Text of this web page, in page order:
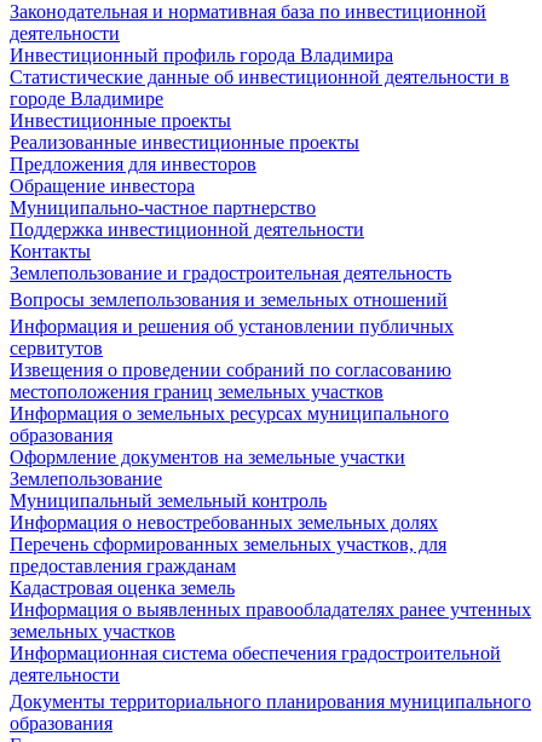
Законодательная и нормативная база по инвестиционной
деятельности
Инвестиционный профиль города Владимира
Статистические данные об инвестиционной деятельности в
городе Владимире
Инвестиционные проекты
Реализованные инвестиционные проекты
Предложения для инвесторов
Обращение инвестора
Муниципально-частное партнерство
Поддержка инвестиционной деятельности
Контакты
Землепользование и градостроительная деятельность
Вопросы землепользования и земельных отношений
Информация и решения об установлении публичных
сервитутов
Извещения о проведении собраний по согласованию
местоположения границ земельных участков
Информация о земельных ресурсах муниципального
образования
Оформление документов на земельные участки
Землепользование
Муниципальный земельный контроль
Информация о невостребованных земельных долях
Перечень сформированных земельных участков, для
предоставления гражданам
Кадастровая оценка земель
Информация о выявленных правообладателях ранее учтенных
земельных участков
Информационная система обеспечения градостроительной
деятельности
Документы территориального планирования муниципального
образования